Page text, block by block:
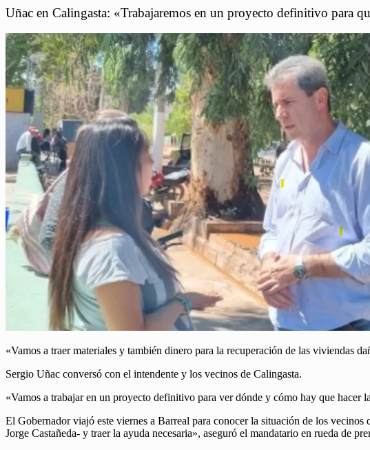
Uñac en Calingasta: «Trabajaremos en un proyecto definitivo para
«Vamos a traer materiales y también dinero para la recuperación de las viviendas
Sergio Uñac conversó con el intendente y los vecinos de Calingasta.
«Vamos a trabajar en un proyecto definitivo para ver dónde y cómo hay que hacer
El Gobernador viajó este viernes a Barreal para conocer la situación de los
Jorge Castañeda- y traer la ayuda necesaria», aseguró el mandatario en rueda de